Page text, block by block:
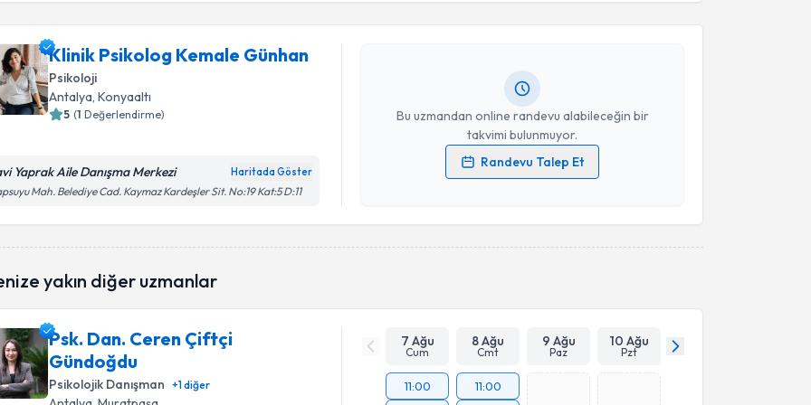
Takvim Talebini Gönder
Klinik Psikolog Kemale Günhan
Psikoloji
Antalya, Konyaaltı
5 (1 Değerlendirme)
Yaprak Aile Danışma Merkezi Haritada Göster
Mah. Belediye Cad. Kaymaz Kardeşler Sit. No:19 Kat:5 D:11
Bu uzmandan online randevu alabileceğin bir
takvimi bulunmuyor.
Randevu Talep Et
Kişisel verilerimin işlenmesine ilişkinAydınlatma Metni
yakın diğer uzmanlar
Psk. Dan. Ceren Çiftçi
Gündoğdu
Psikolojik Danışman +1diğer
7 Ağu
Cum
8 Ağu
Cmt
9 Ağu
Paz
10 Ağu
Pzt
11:00
11:00